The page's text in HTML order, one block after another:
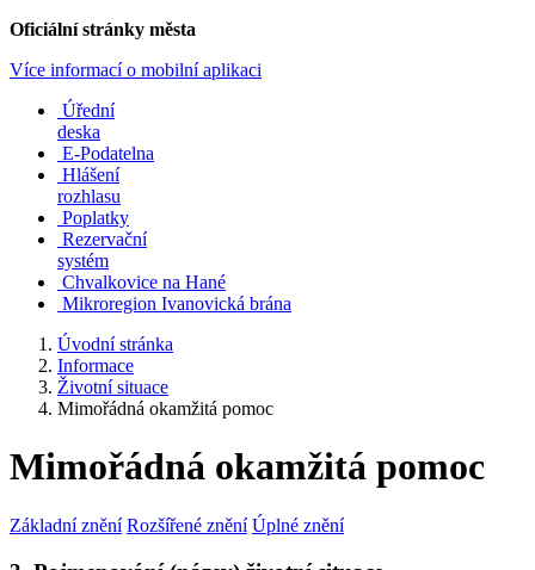
Oficiální stránky města
Více informací o mobilní aplikaci
Úřední
deska
E-Podatelna
Hlášení
rozhlasu
Poplatky
Rezervační
systém
Chvalkovice na Hané
Mikroregion Ivanovická brána
Úvodní stránka
Informace
Životní situace
Mimořádná okamžitá pomoc
Mimořádná okamžitá pomoc
Základní znění Rozšířené znění Úplné znění